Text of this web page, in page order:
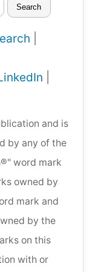
Search
and is
by any of the
word mark
owned by
mark and
by the
on this
with or